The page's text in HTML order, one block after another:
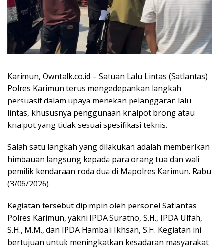
Karimun, Owntalk.co.id – Satuan Lalu Lintas (Satlantas)
Polres Karimun terus mengedepankan langkah
persuasif dalam upaya menekan pelanggaran lalu
lintas, khususnya penggunaan knalpot brong atau
knalpot yang tidak sesuai spesifikasi teknis.
Salah satu langkah yang dilakukan adalah memberikan
himbauan langsung kepada para orang tua dan wali
pemilik kendaraan roda dua di Mapolres Karimun. Rabu
(3/06/2026).
Kegiatan tersebut dipimpin oleh personel Satlantas
Polres Karimun, yakni IPDA Suratno, S.H., IPDA Ulfah,
S.H., M.M., dan IPDA Hambali Ikhsan, S.H. Kegiatan ini
bertujuan untuk meningkatkan kesadaran masyarakat